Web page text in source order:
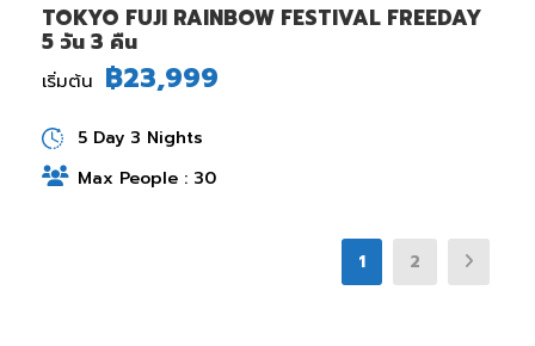
TOKYO FUJI RAINBOW FESTIVAL FREEDAY
5 วัน 3 คืน
เริ่มต้น ฿23,999
5 Day 3 Nights
Max People : 30
1 2